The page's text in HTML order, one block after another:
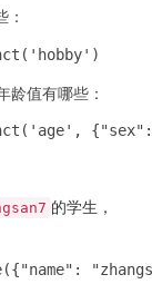
值有哪些：
的学生，